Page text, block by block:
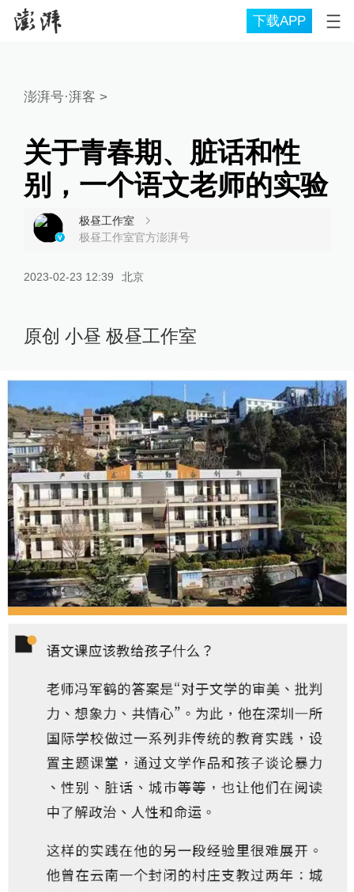
下载APP
澎湃号·湃客 >
关于青春期、脏话和性
别，一个语文老师的实验
极昼工作室
极昼工作室官方澎湃号
2023-02-23 12:39 北京
原创 小昼 极昼工作室